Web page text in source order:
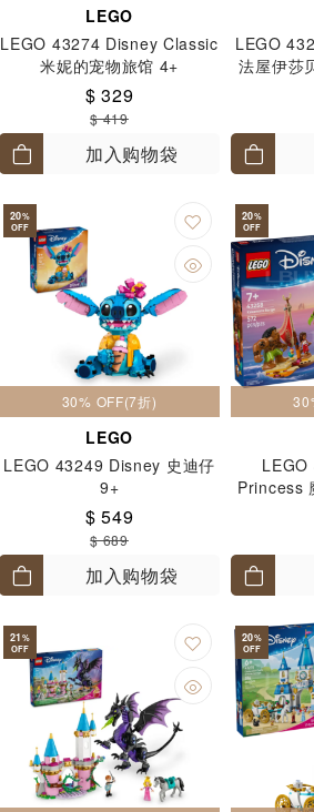
LEGO
LEGO 43274 Disney Classic
米妮的宠物旅馆 4+
$ 329
$ 419
加入购物袋
LEGO
法屋伊莎
20%
OFF
30% OFF(7折)
LEGO
LEGO 43249 Disney 史迪仔
9+
$ 549
$ 689
加入购物袋
20%
OFF
Princess
21%
OFF
20%
OFF